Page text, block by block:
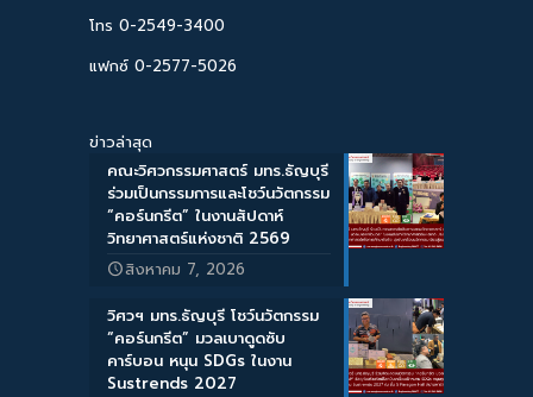
โทร 0-2549-3400
แฟกซ์ 0-2577-5026
ข่าวล่าสุด
คณะวิศวกรรมศาสตร์ มทร.ธัญบุรี
ร่วมเป็นกรรมการและโชว์นวัตกรรม
“คอร์นกรีต” ในงานสัปดาห์
วิทยาศาสตร์แห่งชาติ 2569
สิงหาคม 7, 2026
วิศวฯ มทร.ธัญบุรี โชว์นวัตกรรม
“คอร์นกรีต” มวลเบาดูดซับ
คาร์บอน หนุน SDGs ในงาน
Sustrends 2027